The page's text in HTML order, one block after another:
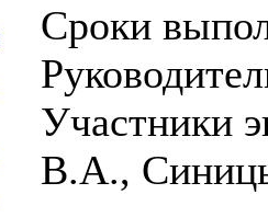
Сроки
Участники
В.А.,